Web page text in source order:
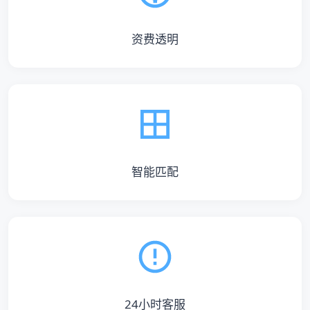
资费透明
智能匹配
24小时客服